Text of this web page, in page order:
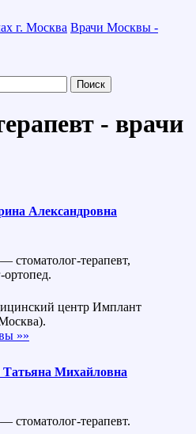
Врачи Москвы -
- врачи
Александровна
стоматолог-терапевт,
ортопед.
центр Имплант
»»
Михайловна
стоматолог-терапевт.